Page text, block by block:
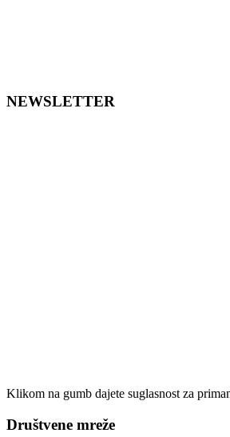
NEWSLETTER
Klikom na gumb dajete suglasnost za
Društvene mreže